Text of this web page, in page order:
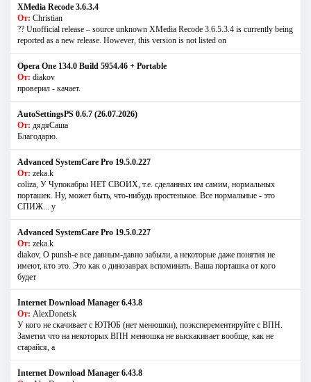
XMedia Recode 3.6.3.4
От: Christian
?? Unofficial release – source unknown XMedia Recode 3.6.5.3.4 is currently being
reported as a new release. However, this version is not listed on
Opera One 134.0 Build 5954.46 + Portable
От: diakov
проверил - качает.
AutoSettingsPS 0.6.7 (26.07.2026)
От: дядяСаша
Благодарю.
Advanced SystemCare Pro 19.5.0.227
От: zeka.k
coliza, У Чупокабры НЕТ СВОИХ, т.е. сделанных им самим, нормальных
порташек. Ну, может быть, что-нибудь простенькое. Все нормальные - это
СПИЖ... у
Advanced SystemCare Pro 19.5.0.227
От: zeka.k
diakov, О punsh-е все давным-давно забыли, а некоторые даже понятия не
имеют, кто это. Это как о динозаврах вспоминать. Ваша порташка от кого
будет
Internet Download Manager 6.43.8
От: AlexDonetsk
У кого не скачивает с ЮТЮБ (нет менюшки), поэксперементируйте с ВПН.
Заметил что на некоторых ВПН менюшка не выскакивает вообще, как не
старайся, а
Internet Download Manager 6.43.8